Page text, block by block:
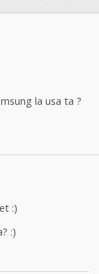
la usa ta ?
:)
:)